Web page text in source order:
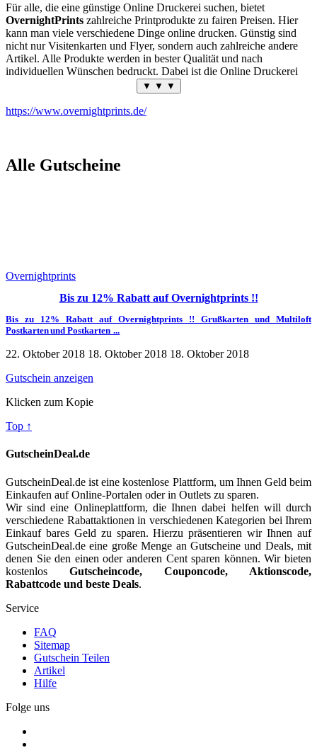
Für alle, die eine günstige Online Druckerei suchen, bietet
OvernightPrints zahlreiche Printprodukte zu fairen Preisen. Hier
kann man viele verschiedene Dinge online drucken. Günstig sind
nicht nur Visitenkarten und Flyer, sondern auch zahlreiche andere
Artikel. Alle Produkte werden in bester Qualität und nach
individuellen Wünschen bedruckt. Dabei ist die Online Druckerei
günstig wie kaum eine Andere. Die Experten drucken online günstig
nach den spezifischen Vorlagen des Kunden. Damit liefert die
Druckerei online günstig einzigartige Printprodukte für verschiedene
GutscheinDeal.de bietet kostenlos und ohne Anmeldung
Overnightprints Gutscheincode und Deals
▼ ▼ ▼
https://www.overnightprints.de/
Alle Gutscheine
Overnightprints
Bis zu 12% Rabatt auf Overnightprints !!
Bis zu 12% Rabatt auf Overnightprints !! Grußkarten und Multiloft
Postkarten und Postkarten ...
22. Oktober 2018 18. Oktober 2018 18. Oktober 2018
Gutschein anzeigen
Klicken zum Kopie
Top ↑
GutscheinDeal.de
GutscheinDeal.de ist eine kostenlose Plattform, um Ihnen Geld beim
Einkaufen auf Online-Portalen oder in Outlets zu sparen.
Wir sind eine Onlineplattform, die Ihnen dabei helfen will durch
verschiedene Rabattaktionen in verschiedenen Kategorien bei Ihrem
Einkauf bares Geld zu sparen. Hierzu präsentieren wir Ihnen auf
GutscheinDeal.de eine große Menge an Gutscheine und Deals, mit
denen Sie den einen oder anderen Cent sparen können. Wir bieten
kostenlos Gutscheincode, Couponcode, Aktionscode,
Rabattcode und beste Deals.
Service
FAQ
Sitemap
Gutschein Teilen
Artikel
Hilfe
Folge uns